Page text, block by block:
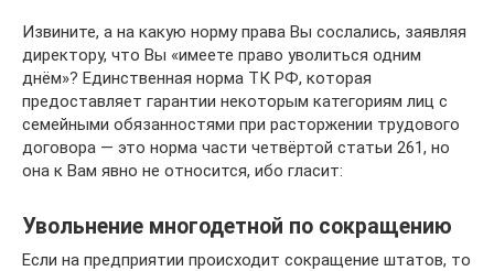
Извините, а на какую норму права Вы сослались, заявляя
директору, что Вы «имеете право уволиться одним
днём»? Единственная норма ТК РФ, которая
предоставляет гарантии некоторым категориям лиц с
семейными обязанностями при расторжении трудового
договора — это норма части четвёртой статьи 261, но
она к Вам явно не относится, ибо гласит:
Увольнение многодетной по сокращению
Если на предприятии происходит сокращение штатов, то